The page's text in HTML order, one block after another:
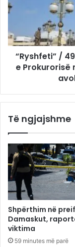
“Ryshfeti” /
e Prokurorisë
Të ngjajshme
Shpërthim në
Damaskut,
viktima
59 minutes më parë